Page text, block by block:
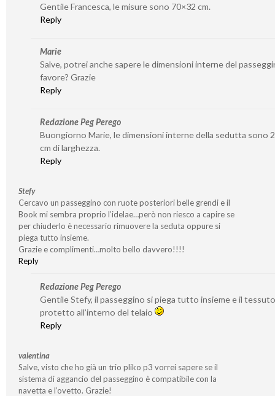
Gentile Francesca, le misure sono 70×32 cm.
Reply
Marie
Salve, potrei anche sapere le dimensioni interne del
favore? Grazie
Reply
Redazione Peg Perego
Buongiorno Marie, le dimensioni interne della sedutta sono
cm di larghezza.
Reply
Stefy
Cercavo un passeggino con ruote posteriori belle grendi e il
Book mi sembra proprio l’idelae…però non riesco a capire se
per chiuderlo è necessario rimuovere la seduta oppure si
piega tutto insieme.
Grazie e complimenti…molto bello davvero!!!!
Reply
Redazione Peg Perego
Gentile Stefy, il passeggino si piega tutto insieme e il
protetto all’interno del telaio
Reply
valentina
Salve, visto che ho già un trio pliko p3 vorrei sapere se il
sistema di aggancio del passeggino è compatibile con la
navetta e l’ovetto. Grazie!